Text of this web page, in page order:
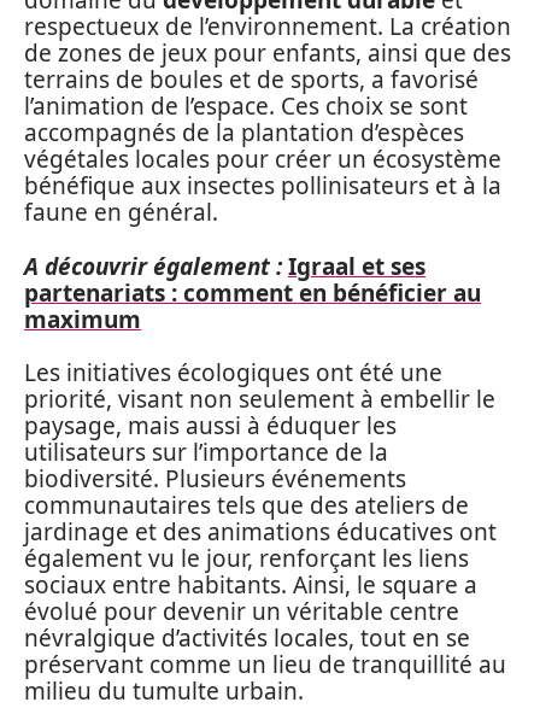
respectueux de l’environnement. La création
de zones de jeux pour enfants, ainsi que des
terrains de boules et de sports, a favorisé
l’animation de l’espace. Ces choix se sont
accompagnés de la plantation d’espèces
végétales locales pour créer un écosystème
bénéfique aux insectes pollinisateurs et à la
faune en général.
A découvrir également :Igraal et ses
partenariats : comment en bénéficier au
maximum
Les initiatives écologiques ont été une
priorité, visant non seulement à embellir le
paysage, mais aussi à éduquer les
utilisateurs sur l’importance de la
biodiversité. Plusieurs événements
communautaires tels que des ateliers de
jardinage et des animations éducatives ont
également vu le jour, renforçant les liens
sociaux entre habitants. Ainsi, le square a
évolué pour devenir un véritable centre
névralgique d’activités locales, tout en se
préservant comme un lieu de tranquillité au
milieu du tumulte urbain.